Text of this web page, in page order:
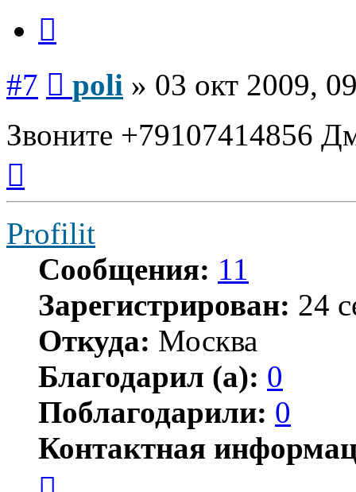
#7 poli » 03 окт 2009,
Звоните +79107414856
началу
Profilit
Сообщения: 11
Зарегистрирован: 24
Откуда: Москва
Благодарил (а): 0
Поблагодарили: 0
Контактная